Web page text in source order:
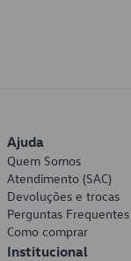
Ajuda
Quem Somos
Atendimento (SAC)
Devoluções e trocas
Perguntas Frequentes
Como comprar
Institucional